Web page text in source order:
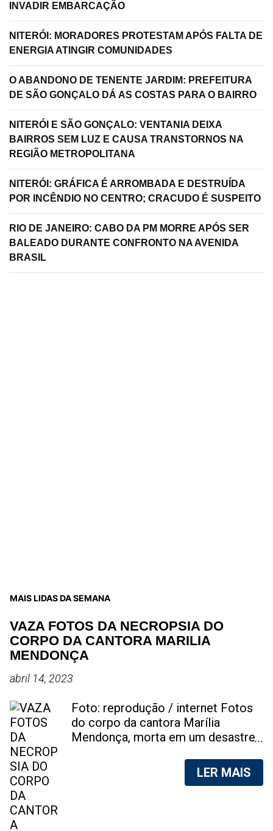
INVADIR EMBARCAÇÃO
NITERÓI: MORADORES PROTESTAM APÓS FALTA DE
ENERGIA ATINGIR COMUNIDADES
O ABANDONO DE TENENTE JARDIM: PREFEITURA
DE SÃO GONÇALO DÁ AS COSTAS PARA O BAIRRO
NITERÓI E SÃO GONÇALO: VENTANIA DEIXA
BAIRROS SEM LUZ E CAUSA TRANSTORNOS NA
REGIÃO METROPOLITANA
NITERÓI: GRÁFICA É ARROMBADA E DESTRUÍDA
POR INCÊNDIO NO CENTRO; CRACUDO É SUSPEITO
RIO DE JANEIRO: CABO DA PM MORRE APÓS SER
BALEADO DURANTE CONFRONTO NA AVENIDA
BRASIL
MAIS LIDAS DA SEMANA
VAZA FOTOS DA NECROPSIA DO
CORPO DA CANTORA MARILIA
MENDONÇA
abril 14, 2023
Foto: reprodução / internet Fotos
do corpo da cantora Marília
Mendonça, morta em um desastre
foram vazadas na internet. A
divulgação de fotos do corpo de
LER MAIS